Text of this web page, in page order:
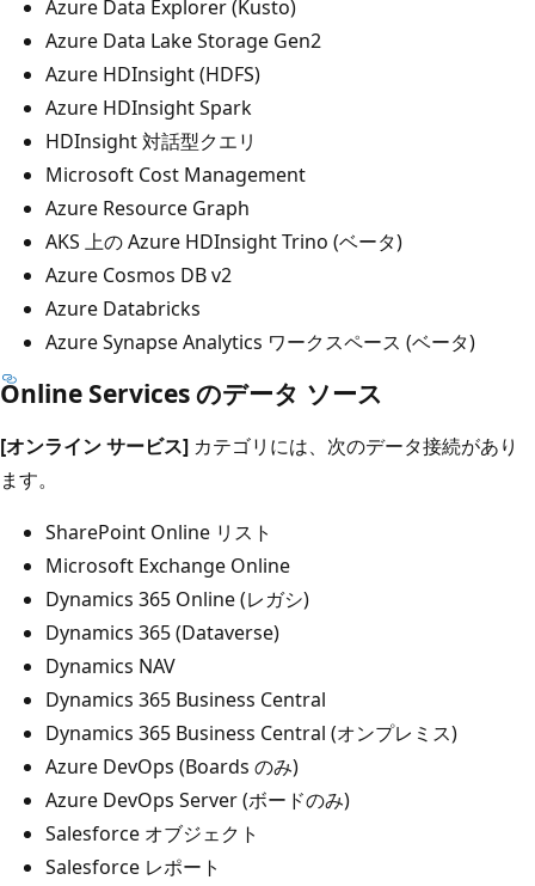
Azure Data Explorer (Kusto)
Azure Data Lake Storage Gen2
Azure HDInsight (HDFS)
Azure HDInsight Spark
HDInsight 対話型クエリ
Microsoft Cost Management
Azure Resource Graph
AKS 上の Azure HDInsight Trino (ベータ)
Azure Cosmos DB v2
Azure Databricks
Azure Synapse Analytics ワークスペース (ベータ)
Online Services のデータ ソース
[オンライン サービス] カテゴリには、次のデータ接続があり
ます。
SharePoint Online リスト
Microsoft Exchange Online
Dynamics 365 Online (レガシ)
Dynamics 365 (Dataverse)
Dynamics NAV
Dynamics 365 Business Central
Dynamics 365 Business Central (オンプレミス)
Azure DevOps (Boards のみ)
Azure DevOps Server (ボードのみ)
Salesforce オブジェクト
Salesforce レポート